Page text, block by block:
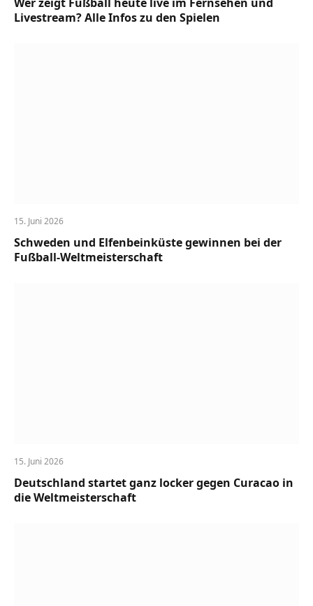
Livestream? Alle Infos zu den Spielen
15. Juni 2026
Schweden und Elfenbeinküste gewinnen bei der
Fußball-Weltmeisterschaft
15. Juni 2026
Deutschland startet ganz locker gegen Curacao in
die Weltmeisterschaft